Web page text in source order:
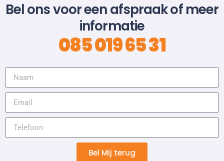
Bel ons voor een afspraak of meer
informatie
085 019 65 31
Bel Mij terug